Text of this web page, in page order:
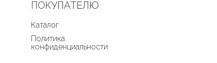
ПОКУПАТЕЛЮ
Каталог
Политика
конфиденциальности